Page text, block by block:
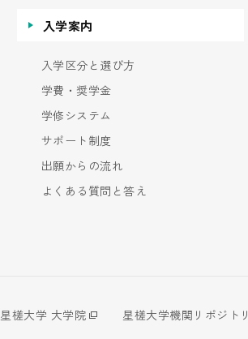
入学案内
入学区分と選び方
学費・奨学金
学修システム
サポート制度
出願からの流れ
よくある質問と答え
星槎大学 大学院
星槎大学機関リポジトリ